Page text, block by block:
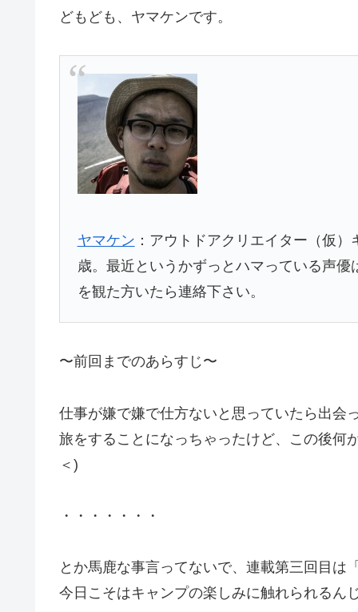
どもども、ヤマケンです。
ヤマケン ：アウトドアクリエイター（仮
歳。 最近というかずっとハマっている声
を観た方いたら連絡下さい。
〜前回までのあらすじ〜
仕事が嫌で嫌で仕方ないと思っていたら出会
旅をすることになっちゃったけど、この後何
＜)ゞ
・・・・・・・
とか馬鹿な事言ってないで、連載第三回目は
今日こそはキャンプの楽しみに触れられるん